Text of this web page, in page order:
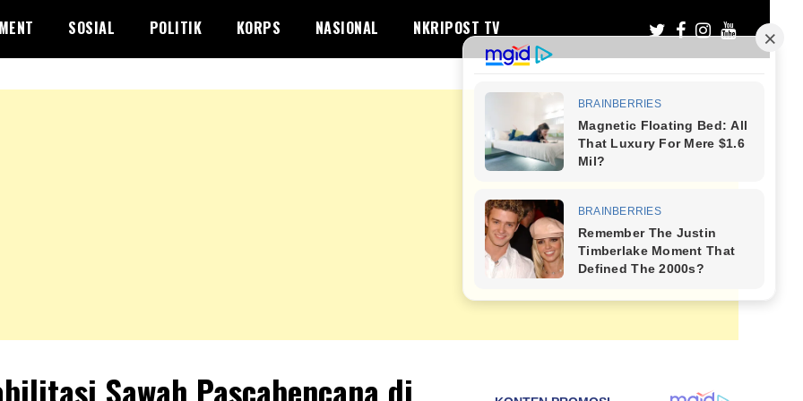
SOSIAL POLITIK KORPS NASIONAL NKRIPOST TV
Sawah Pascabencana di